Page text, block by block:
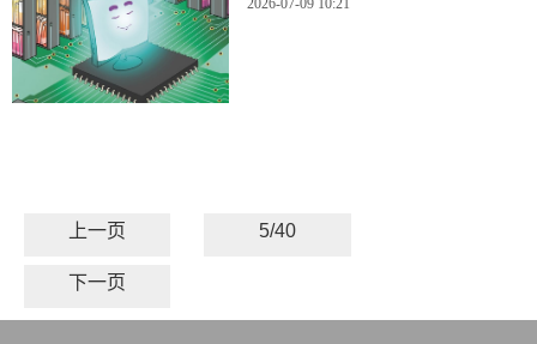
上一页 5/40
下一页